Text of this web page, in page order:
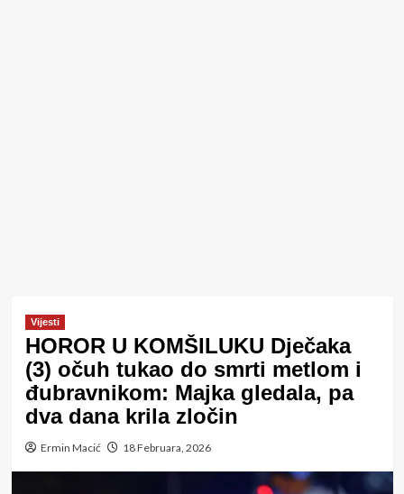
Vijesti
HOROR U KOMŠILUKU Dječaka
(3) očuh tukao do smrti metlom i
đubravnikom: Majka gledala, pa
dva dana krila zločin
Ermin Macić 18 Februara, 2026